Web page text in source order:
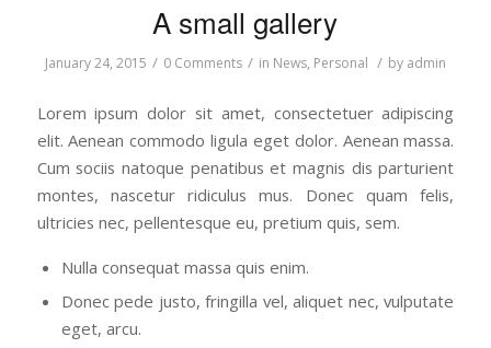
A small gallery
January 24, 2015 / 0 Comments / in News, Personal / by admin
Lorem ipsum dolor sit amet, consectetuer adipiscing
elit. Aenean commodo ligula eget dolor. Aenean massa.
Cum sociis natoque penatibus et magnis dis parturient
montes, nascetur ridiculus mus. Donec quam felis,
ultricies nec, pellentesque eu, pretium quis, sem.
Nulla consequat massa quis enim.
Donec pede justo, fringilla vel, aliquet nec, vulputate
eget, arcu.